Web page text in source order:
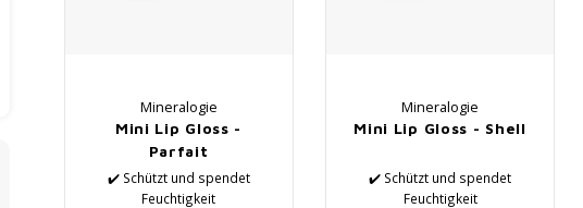
Mineralogie
Mini Lip Gloss -
Parfait
✔️ Schützt und spendet
Feuchtigkeit
Mineralogie
Mini Lip Gloss - Shell
✔️ Schützt und spendet
Feuchtigkeit